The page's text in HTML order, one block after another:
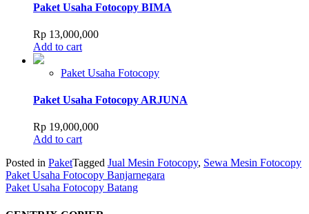
Paket Usaha Fotocopy BIMA
Rp 13,000,000
Add to cart
Paket Usaha Fotocopy
Paket Usaha Fotocopy ARJUNA
Rp 19,000,000
Add to cart
Posted in PaketTagged Jual Mesin Fotocopy, Sewa Mesin Fotocopy
Post
navigation
Paket Usaha Fotocopy Banjarnegara
Paket Usaha Fotocopy Batang